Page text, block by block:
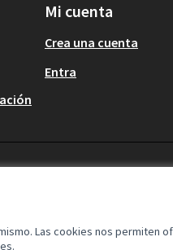
Las cookies nos permiten
Mi cuenta
Crea una cuenta
Entra